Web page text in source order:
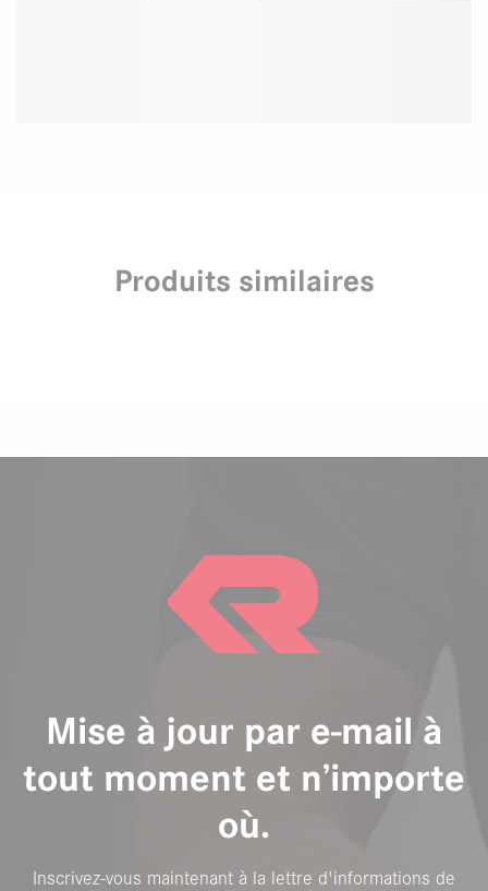
Produits similaires
Mise à jour par e-mail à
tout moment et n’importe
où.
Inscrivez-vous maintenant à la lettre d'informations de